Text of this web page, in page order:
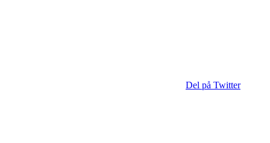
Del på Twitter